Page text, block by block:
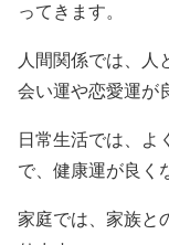
ってきます。
人間関係では、人
会い運や恋愛運が
日常生活では、よ
で、健康運が良く
家庭では、家族と